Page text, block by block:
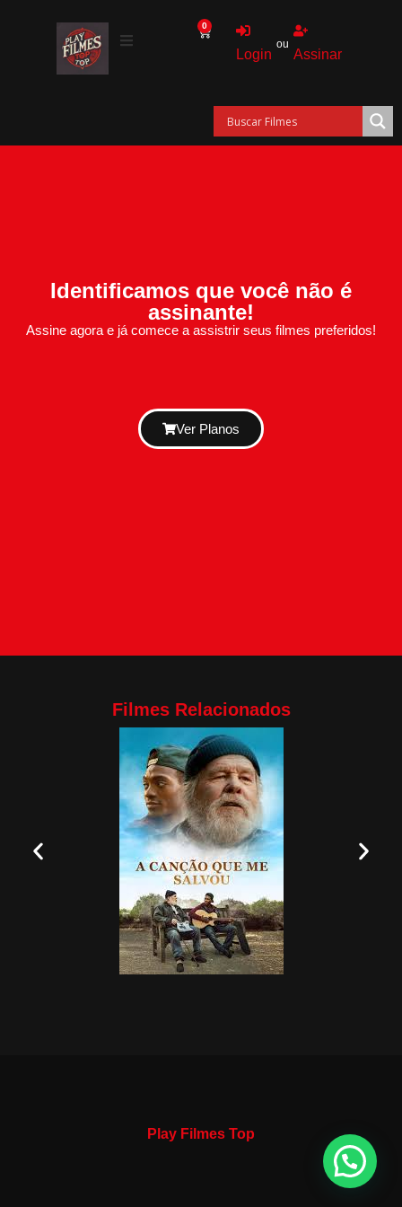
0
Login
ou
Assinar
Identificamos que você não é
assinante!
Assine agora e já comece a assistrir seus filmes preferidos!
Ver Planos
Filmes Relacionados
Play Filmes Top